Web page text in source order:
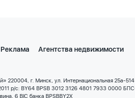
Реклама Агентства недвижимости
220004, г. Минск, ул. Интернациональная 25а-514
р/с: BY64 BPSB 3012 3126 4801 7933 0000
6 BIC банка BPSBBY2X